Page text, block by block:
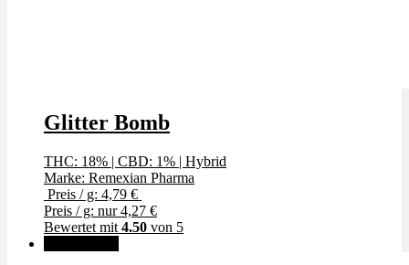
Glitter Bomb
THC: 18% | CBD: 1% | Hybrid
Marke: Remexian Pharma
Preis / g: 4,79 €
Preis / g: nur 4,27 €
Bewertet mit 4.50 von 5